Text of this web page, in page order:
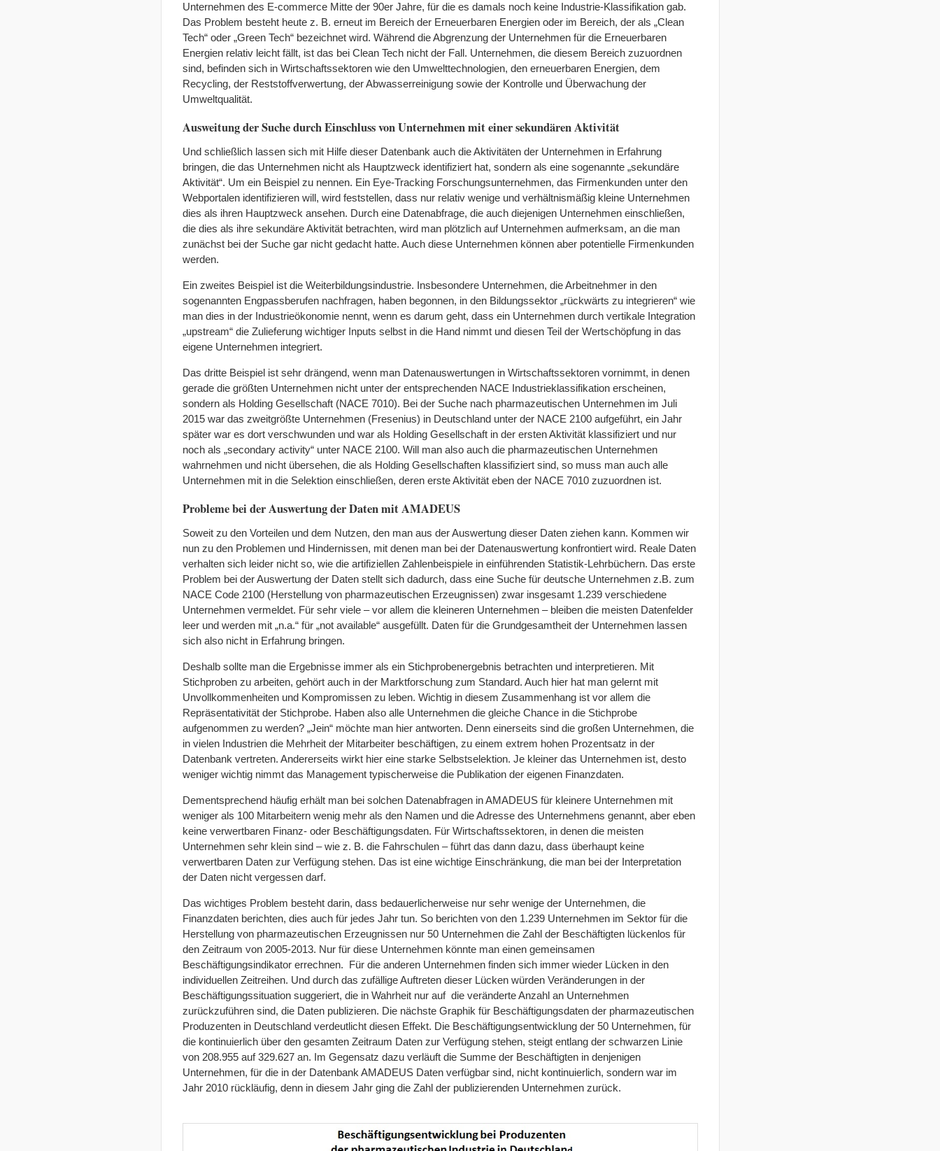
Unternehmen des E-commerce Mitte der 90er Jahre, für die es damals noch keine Industrie-Klassifikation gab.
Das Problem besteht heute z. B. erneut im Bereich der Erneuerbaren Energien oder im Bereich, der als „Clean
Tech“ oder „Green Tech“ bezeichnet wird. Während die Abgrenzung der Unternehmen für die Erneuerbaren
Energien relativ leicht fällt, ist das bei Clean Tech nicht der Fall. Unternehmen, die diesem Bereich zuzuordnen
sind, befinden sich in Wirtschaftssektoren wie den Umwelttechnologien, den erneuerbaren Energien, dem
Recycling, der Reststoffverwertung, der Abwasserreinigung sowie der Kontrolle und Überwachung der
Umweltqualität.
Ausweitung der Suche durch Einschluss von Unternehmen mit einer sekundären Aktivität
Und schließlich lassen sich mit Hilfe dieser Datenbank auch die Aktivitäten der Unternehmen in Erfahrung
bringen, die das Unternehmen nicht als Hauptzweck identifiziert hat, sondern als eine sogenannte „sekundäre
Aktivität“. Um ein Beispiel zu nennen. Ein Eye-Tracking Forschungsunternehmen, das Firmenkunden unter den
Webportalen identifizieren will, wird feststellen, dass nur relativ wenige und verhältnismäßig kleine Unternehmen
dies als ihren Hauptzweck ansehen. Durch eine Datenabfrage, die auch diejenigen Unternehmen einschließen,
die dies als ihre sekundäre Aktivität betrachten, wird man plötzlich auf Unternehmen aufmerksam, an die man
zunächst bei der Suche gar nicht gedacht hatte. Auch diese Unternehmen können aber potentielle Firmenkunden
werden.
Ein zweites Beispiel ist die Weiterbildungsindustrie. Insbesondere Unternehmen, die Arbeitnehmer in den
sogenannten Engpassberufen nachfragen, haben begonnen, in den Bildungssektor „rückwärts zu integrieren“ wie
man dies in der Industrieökonomie nennt, wenn es darum geht, dass ein Unternehmen durch vertikale Integration
„upstream“ die Zulieferung wichtiger Inputs selbst in die Hand nimmt und diesen Teil der Wertschöpfung in das
eigene Unternehmen integriert.
Das dritte Beispiel ist sehr drängend, wenn man Datenauswertungen in Wirtschaftssektoren vornimmt, in denen
gerade die größten Unternehmen nicht unter der entsprechenden NACE Industrieklassifikation erscheinen,
sondern als Holding Gesellschaft (NACE 7010). Bei der Suche nach pharmazeutischen Unternehmen im Juli
2015 war das zweitgrößte Unternehmen (Fresenius) in Deutschland unter der NACE 2100 aufgeführt, ein Jahr
später war es dort verschwunden und war als Holding Gesellschaft in der ersten Aktivität klassifiziert und nur
noch als „secondary activity“ unter NACE 2100. Will man also auch die pharmazeutischen Unternehmen
wahrnehmen und nicht übersehen, die als Holding Gesellschaften klassifiziert sind, so muss man auch alle
Unternehmen mit in die Selektion einschließen, deren erste Aktivität eben der NACE 7010 zuzuordnen ist.
Probleme bei der Auswertung der Daten mit AMADEUS
Soweit zu den Vorteilen und dem Nutzen, den man aus der Auswertung dieser Daten ziehen kann. Kommen wir
nun zu den Problemen und Hindernissen, mit denen man bei der Datenauswertung konfrontiert wird. Reale Daten
verhalten sich leider nicht so, wie die artifiziellen Zahlenbeispiele in einführenden Statistik-Lehrbüchern. Das erste
Problem bei der Auswertung der Daten stellt sich dadurch, dass eine Suche für deutsche Unternehmen z.B. zum
NACE Code 2100 (Herstellung von pharmazeutischen Erzeugnissen) zwar insgesamt 1.239 verschiedene
Unternehmen vermeldet. Für sehr viele – vor allem die kleineren Unternehmen – bleiben die meisten Datenfelder
leer und werden mit „n.a.“ für „not available“ ausgefüllt. Daten für die Grundgesamtheit der Unternehmen lassen
sich also nicht in Erfahrung bringen.
Deshalb sollte man die Ergebnisse immer als ein Stichprobenergebnis betrachten und interpretieren. Mit
Stichproben zu arbeiten, gehört auch in der Marktforschung zum Standard. Auch hier hat man gelernt mit
Unvollkommenheiten und Kompromissen zu leben. Wichtig in diesem Zusammenhang ist vor allem die
Repräsentativität der Stichprobe. Haben also alle Unternehmen die gleiche Chance in die Stichprobe
aufgenommen zu werden? „Jein“ möchte man hier antworten. Denn einerseits sind die großen Unternehmen, die
in vielen Industrien die Mehrheit der Mitarbeiter beschäftigen, zu einem extrem hohen Prozentsatz in der
Datenbank vertreten. Andererseits wirkt hier eine starke Selbstselektion. Je kleiner das Unternehmen ist, desto
weniger wichtig nimmt das Management typischerweise die Publikation der eigenen Finanzdaten.
Dementsprechend häufig erhält man bei solchen Datenabfragen in AMADEUS für kleinere Unternehmen mit
weniger als 100 Mitarbeitern wenig mehr als den Namen und die Adresse des Unternehmens genannt, aber eben
keine verwertbaren Finanz- oder Beschäftigungsdaten. Für Wirtschaftssektoren, in denen die meisten
Unternehmen sehr klein sind – wie z. B. die Fahrschulen – führt das dann dazu, dass überhaupt keine
verwertbaren Daten zur Verfügung stehen. Das ist eine wichtige Einschränkung, die man bei der Interpretation
der Daten nicht vergessen darf.
Das wichtiges Problem besteht darin, dass bedauerlicherweise nur sehr wenige der Unternehmen, die
Finanzdaten berichten, dies auch für jedes Jahr tun. So berichten von den 1.239 Unternehmen im Sektor für die
Herstellung von pharmazeutischen Erzeugnissen nur 50 Unternehmen die Zahl der Beschäftigten lückenlos für
den Zeitraum von 2005-2013. Nur für diese Unternehmen könnte man einen gemeinsamen
Beschäftigungsindikator errechnen. Für die anderen Unternehmen finden sich immer wieder Lücken in den
individuellen Zeitreihen. Und durch das zufällige Auftreten dieser Lücken würden Veränderungen in der
Beschäftigungssituation suggeriert, die in Wahrheit nur auf die veränderte Anzahl an Unternehmen
zurückzuführen sind, die Daten publizieren. Die nächste Graphik für Beschäftigungsdaten der pharmazeutischen
Produzenten in Deutschland verdeutlicht diesen Effekt. Die Beschäftigungsentwicklung der 50 Unternehmen, für
die kontinuierlich über den gesamten Zeitraum Daten zur Verfügung stehen, steigt entlang der schwarzen Linie
von 208.955 auf 329.627 an. Im Gegensatz dazu verläuft die Summe der Beschäftigten in denjenigen
Unternehmen, für die in der Datenbank AMADEUS Daten verfügbar sind, nicht kontinuierlich, sondern war im
Jahr 2010 rückläufig, denn in diesem Jahr ging die Zahl der publizierenden Unternehmen zurück.